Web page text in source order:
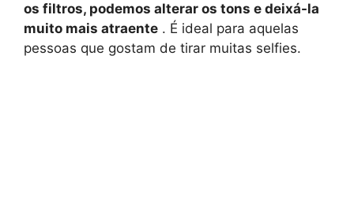
os filtros, podemos alterar os tons e deixá-la
muito mais atraente . É ideal para aquelas
pessoas que gostam de tirar muitas selfies.